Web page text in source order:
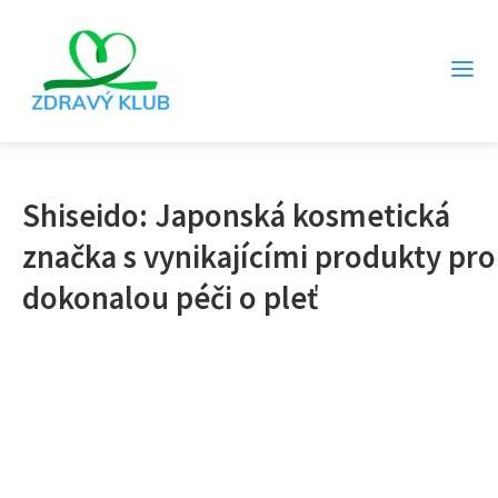
Shiseido: Japonská kosmetická
značka s vynikajícími produkty pro
dokonalou péči o pleť